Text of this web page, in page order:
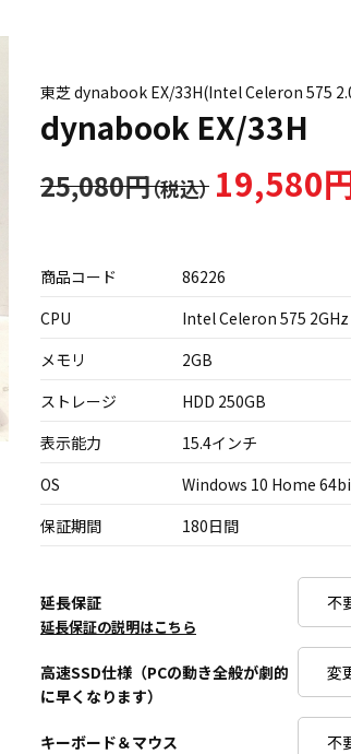
東芝 dynabook EX/33H(Intel Celeron 575
dynabook EX/33H
19,580
25,080円
商品コード
86226
CPU
Intel Celeron 575 2GHz
メモリ
2GB
ストレージ
HDD 250GB
表示能力
15.4インチ
OS
Windows 10 Home
保証期間
180日間
延長保証
延長保証の説明はこちら
高速SSD仕様（PCの動き全般が劇的
に早くなります）
キーボード＆マウス